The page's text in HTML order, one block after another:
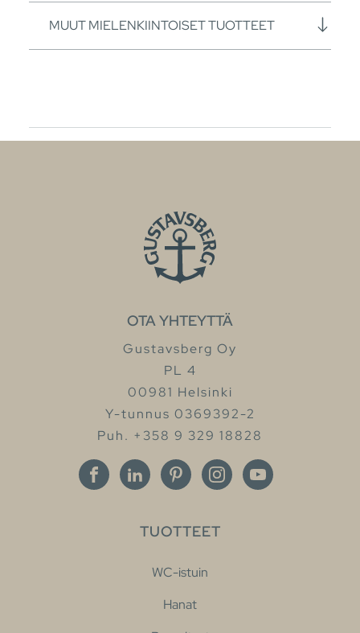
MUUT MIELENKIINTOISET TUOTTEET
OTA YHTEYTTÄ
Gustavsberg Oy
PL 4
00981 Helsinki
Y-tunnus 0369392-2
Puh. +358 9 329 18828
TUOTTEET
WC-istuin
Hanat